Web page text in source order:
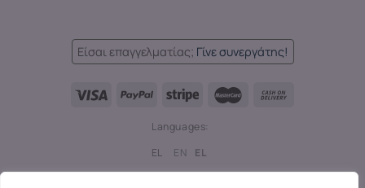
Είσαι επαγγελματίας; Γίνε συνεργάτης!
Languages:
EL
EN EL